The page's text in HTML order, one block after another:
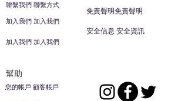
聯繫我們 聯繫方式
加入我們 加入我們
加入我們 加入我們
安全信息 安全資訊
免責聲明免責聲明
幫助
您的帳戶 顧客帳戶